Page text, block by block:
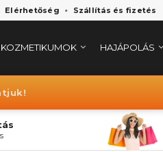
Elérhetőség Szállítás és fizetés
KOZMETIKUMOK HAJÁPOLÁS